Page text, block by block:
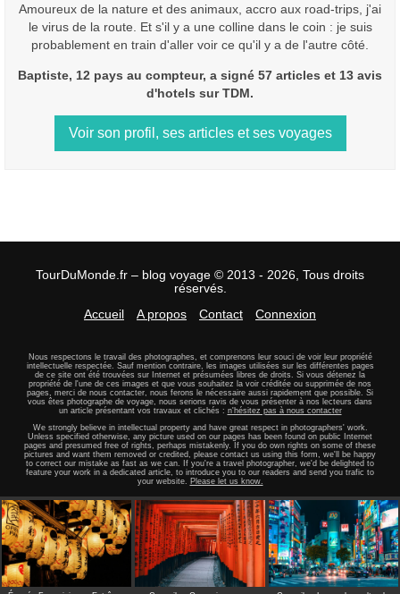
Amoureux de la nature et des animaux, accro aux road-trips, j'ai
le virus de la route. Et s'il y a une colline dans le coin : je suis
probablement en train d'aller voir ce qu'il y a de l'autre côté.
Baptiste, 12 pays au compteur, a signé 57 articles et 13 avis
d'hotels sur TDM.
Voir son profil, ses articles et ses voyages
TourDuMonde.fr – blog voyage © 2013 - 2026, Tous droits
réservés.
Accueil
A propos Contact Connexion
Nous respectons le travail des photographes, et comprenons leur souci de voir leur propriété
intellectuelle respectée. Sauf mention contraire, les images utilisées sur les différentes pages
de ce site ont été trouvées sur Internet et présumées libres de droits. Si vous détenez la
propriété de l'une de ces images et que vous souhaitez la voir créditée ou supprimée de nos
pages, merci de nous contacter, nous ferons le nécessaire aussi rapidement que possible. Si
vous êtes photographe de voyage, nous serions ravis de vous présenter à nos lecteurs dans
un article présentant vos travaux et clichés : n'hésitez pas à nous contacter
We strongly believe in intellectual property and have great respect in photographers' work.
Unless specified otherwise, any picture used on our pages has been found on public Internet
pages and presumed free of rights, perhaps mistakenly. If you do own rights on some of these
pictures and want them removed or credited, please contact us using this form, we'll be happy
to correct our mistake as fast as we can. If you're a travel photographer, we'd be delighted to
feature your work in a dedicated article, to introduce you to our readers and send you trafic to
your website.
Please let us know.